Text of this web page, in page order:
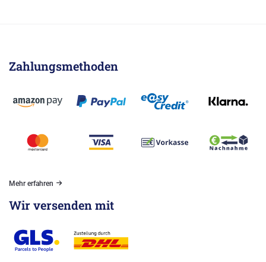
Zahlungsmethoden
Mehr erfahren
Wir versenden mit